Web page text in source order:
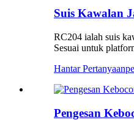
Suis Kawalan
RC204 ialah suis
Sesuai untuk
Hantar Pertanyaan
Pengesan